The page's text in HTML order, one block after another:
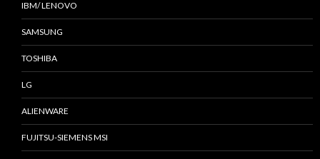
IBM/ LENOVO
SAMSUNG
TOSHIBA
LG
ALIENWARE
FUJITSU-SIEMENS MSI